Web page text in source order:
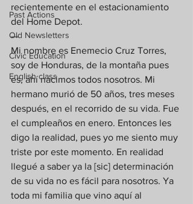
Past Actions
Old Newsletters
Civic Education
English class
recientemente en el estacionamiento
del Home Depot.
—
Mi nombre es Enemecio Cruz Torres,
soy de Honduras, de la montaña pues
es, ahí nacimos todos nosotros. Mi
hermano murió de 50 años, tres meses
después, en el recorrido de su vida. Fue
el cumpleaños en enero. Entonces les
digo la realidad, pues yo me siento muy
triste por este momento. En realidad
llegué a saber ya la [sic] determinación
de su vida no es fácil para nosotros. Ya
toda mi familia que vino aquí al